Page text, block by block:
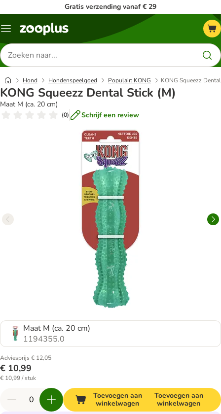
Gratis verzending vanaf € 29
Menu
Zoeken
naar
producten
Hond Hondenspeelgoed Populair: KONG KONG Squeezz
KONG Squeezz Dental Stick (M)
Maat M (ca. 20 cm)
(0) Schrijf een review
Maat M (ca. 20 cm)
1194355.0
Adviesprijs € 12,05
€ 10,99
€ 10,99 / stuk
Toevoegen aan
winkelwagen
Toevoegen aan
winkelwagen